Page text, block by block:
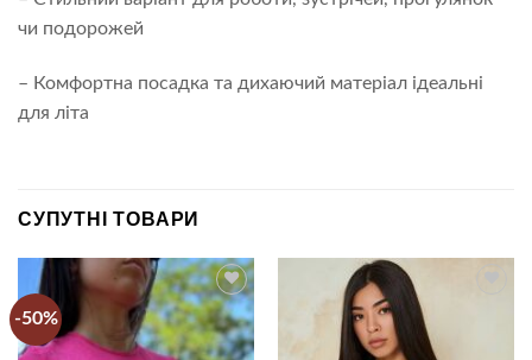
чи подорожей
– Комфортна посадка та дихаючий матеріал ідеальні
для літа
СУПУТНІ ТОВАРИ
-50%